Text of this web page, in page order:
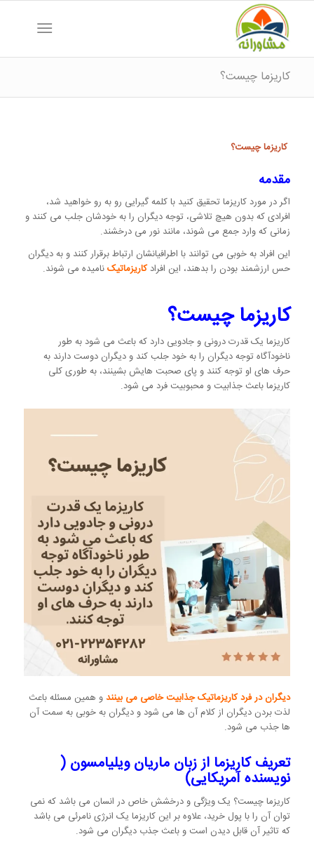
کاریزما چیست؟
کاریزما چیست؟
مقدمه
اگر در مورد کاریزما تحقیق کنید با کلمه گیرایی رو به رو خواهید شد،
افرادی که بدون هیچ تلاشی، توجه دیگران را به خودشان جلب می کنند و
زمانی که وارد جمع می شوند، مانند نور می درخشند.
این افراد به خوبی می توانند با اطرافیانشان ارتباط برقرار کنند و به دیگران
حس ارزشمند بودن را بدهند، این افرادکاریزماتیک نامیده می شوند.
کاریزما چیست؟
کاریزما یک قدرت درونی و جادویی دارد که باعث می شود به طور
ناخودآگاه توجه دیگران را به خود جلب کند و دیگران دوست دارند به
حرف های او توجه کنند و پای صحبت هایش بشینند، به طوری کلی
کاریزما باعث جذابیت و محبوبیت فرد می شود.
دیگران در فرد کاریزماتیک جذابیت خاصی می بینندو همین مسئله باعث
لذت بردن دیگران از کلام آن ها می شود و دیگران به خوبی به سمت آن
ها جذب می شود.
تعریف کاریزما از زبان ماریان ویلیامسون (
نویسنده آمریکایی)
کاریزما چیست؟ یک ویژگی و درخشش خاص در انسان می باشد که نمی
توان آن را با پول خرید، علاوه بر این کاریزما یک انرژی نامرئی می باشد
که تاثیر آن قابل دیدن است و باعث جذب دیگران می شود.